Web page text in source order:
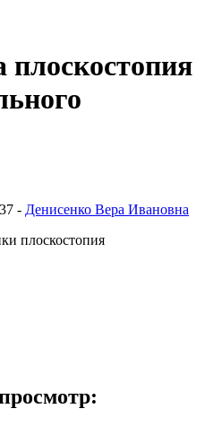
- Денисенко Вера Ивановна
плоскостопия